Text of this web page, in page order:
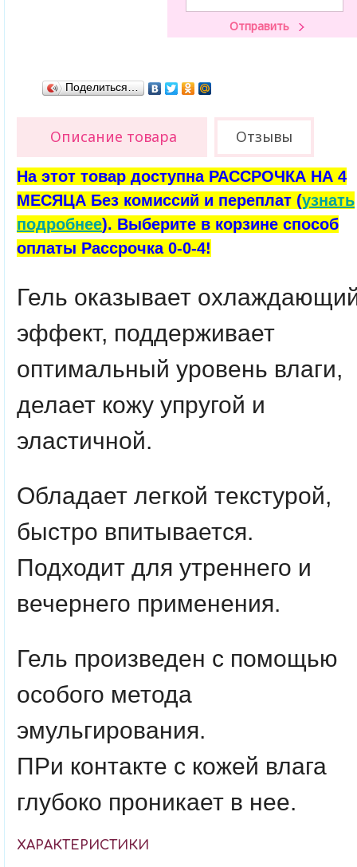
Поделиться…
Описание товара Отзывы
На этот товар доступна РАССРОЧКА НА 4
МЕСЯЦА Без комиссий и переплат (узнать
подробнее). Выберите в корзине способ
оплаты Рассрочка 0-0-4!
Гель оказывает
эффект, поддерживает
оптимальный уровень влаги,
делает кожу упругой и
эластичной.
Обладает легкой текстурой,
быстро впитывается.
Подходит для утреннего и
вечернего применения.
Гель произведен с помощью
особого метода
эмульгирования.
ПРи контакте с кожей влага
глубоко проникает в нее.
ХАРАКТЕРИСТИКИ